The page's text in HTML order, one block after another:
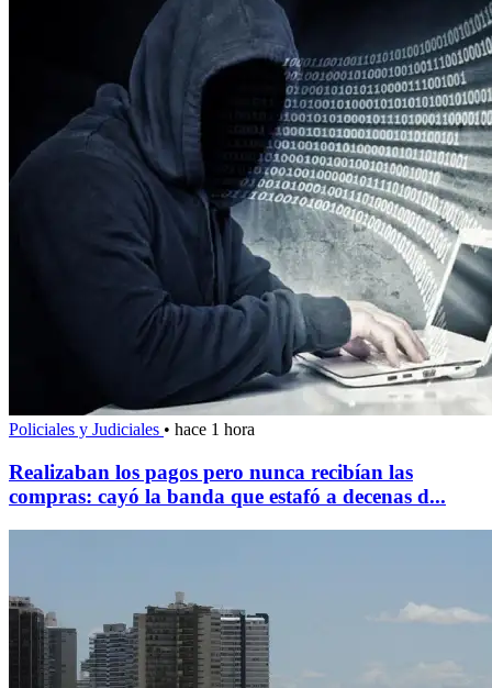
Policiales y Judiciales • hace 1 hora
Realizaban los pagos pero nunca recibían las
compras: cayó la banda que estafó a decenas d...